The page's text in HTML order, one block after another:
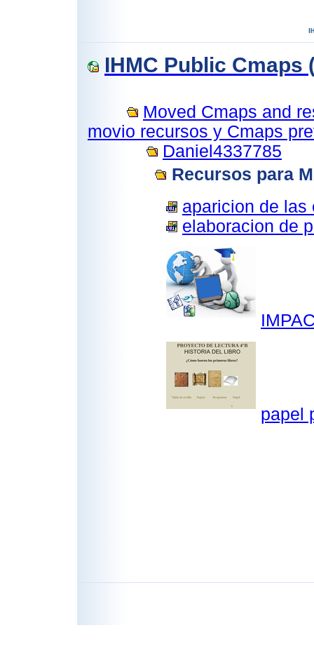
IHMC Public Cmaps
Moved Cmaps and
movio recursos y Cmaps
Daniel4337785
Recursos para
aparicion de las
elaboracion de
papel